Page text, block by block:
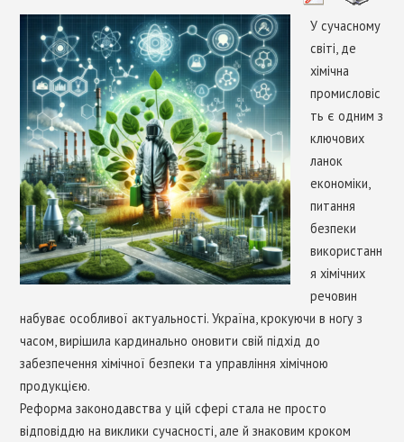
CONTACTS
У сучасному
світі, де
хімічна
промисловіс
ть є одним з
ключових
ланок
економіки,
питання
безпеки
використанн
я хімічних
речовин
набуває особливої актуальності. Україна, крокуючи в ногу з
часом, вирішила кардинально оновити свій підхід до
забезпечення хімічної безпеки та управління хімічною
продукцією.
Реформа законодавства у цій сфері стала не просто
відповіддю на виклики сучасності, але й знаковим кроком